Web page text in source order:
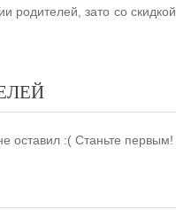
родителей, зато со скидкой
оставил :( Станьте первым!